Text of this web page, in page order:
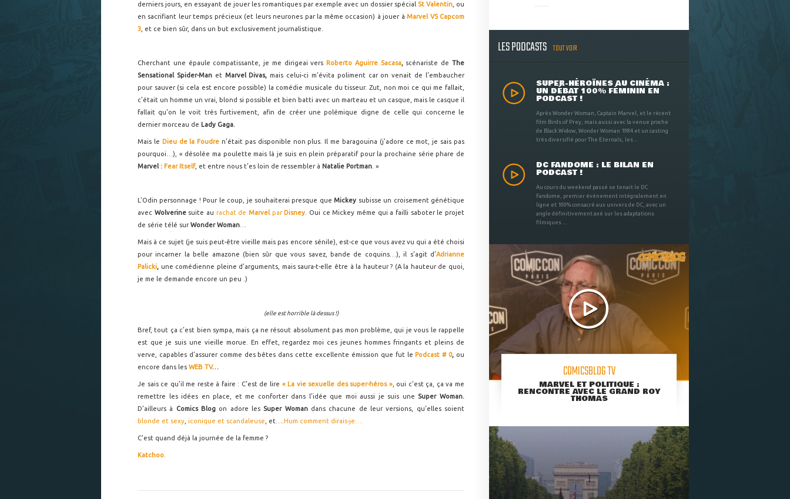
derniers jours, en essayant de jouer les romantiques par exemple avec un dossier spécial St Valentin , ou
en sacrifiant leur temps précieux (et leurs neurones par la même occasion) à jouer àMarvel VS Capcom
3 , et ce bien sûr, dans un but exclusivement journalistique.
Cherchant une épaule compatissante, je me dirigeai versRoberto Aguirre Sacasa, scénariste deThe
Sensational Spider-Man etMarvelDivas,mais celui-ci m’évita poliment car on venait de l’embaucher
pour sauver (si cela est encore possible) la comédie musicale du tisseur. Zut, non moi ce qui me fallait,
c’était un homme un vrai, blond si possible et bien batti avec un marteau et un casque, mais le casque il
fallait qu’on le voit très furtivement, afin de créer une polémique digne de celle qui concerne le
dernier morceau de Lady Gaga.
Mais le Dieu de la Foudre n’était pas disponible non plus. Il me baragouina (j’adore ce mot, je sais pas
pourquoi…), « désolée ma poulette mais là je suis en plein préparatif pour la prochaine série phare de
Marvel : Fear Itself, et entre nous t’es loin de ressembler à Natalie Portman . »
L’Odin personnage ! Pour le coup, je souhaiterai presque queMickey subisse un croisement génétique
avec Wolverinesuite au rachat deMarvel parDisney . Oui ce Mickey même qui a failli saboter le projet
de série télé surWonder Woman
Mais à ce sujet (je suis peut-être vieille mais pas encore sénile), est-ce que vous avez vu qui a été choisi
pour incarner la belle amazone (bien sûr que vous savez, bande de coquins…), il s’agit d’Adrianne
Palicki, une comédienne pleine d’arguments, mais saura-t-elle être à la hauteur ? (A la hauteur de quoi,
je me le demande encore un peu .)
(elle est horrible là dessus !)
Bref, tout ça c’est bien sympa, mais ça ne résout absolument pas mon problème, qui je vous le rappelle
est que je suis une vieille morue. En effet, regardez moi ces jeunes hommes fringants et pleins de
verve, capables d’assurer comme des bêtes dans cette excellente émission que fut le Podcast # 0, ou
encore dans les WEB TV…
Je sais ce qu’il me reste à faire : C’est de lire « La vie sexuelle des super-héros », oui c’est ça, ça va me
remettre les idées en place, et me conforter dans l’idée que moi aussi je suis une Super Woman.
D’ailleurs à
Comics Blog on adore les Super Woman dans chacune de leur versions, qu’elles soient
blonde et sexy iconique et scandaleuse , et…. Hum comment dirais-je….
C’est quand déjà la journée de la femme ?
Katchoo
LES PODCASTS TOUT VOIR
SUPER-HÉROÏNES AU CINÉMA :
UN DÉBAT 100% FÉMININ EN
PODCAST !
Après Wonder Woman, Captain Marvel, et le récent
film Birds of Prey, mais aussi avec la venue proche
de Black Widow, Wonder Woman 1984 et un casting
très diversifié pour The Eternals, les ...
DC FANDOME : LE BILAN EN
PODCAST !
Au cours du weekend passé se tenait le DC
Fandome, premier évènement intégralement en
ligne et 100% consacré aux univers de DC, avec un
angle définitivement axé sur les adaptations
filmiques ...
COMICSBLOG TV
MARVEL ET POLITIQUE :
RENCONTRE AVEC LE GRAND ROY
THOMAS